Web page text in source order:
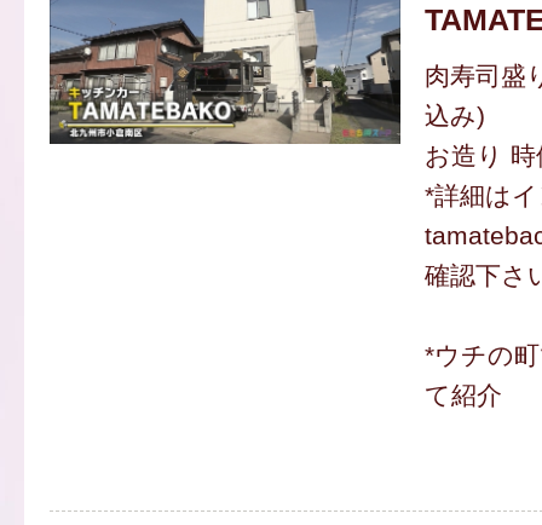
肉寿司盛
込み)
お造り 時
*詳細は
確認下さ
*ウチの
て紹介